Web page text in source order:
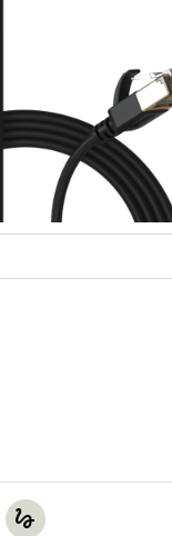
gesture